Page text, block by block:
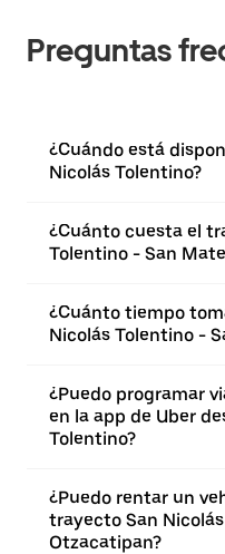
Preguntas
¿Cuándo está
Nicolás Tolentino?
¿Cuánto cuesta el
Tolentino - San
¿Cuánto tiempo
Nicolás Tolentino -
¿Puedo programar
en la app de Uber
Tolentino?
¿Puedo rentar un
trayecto San
Otzacatipan?